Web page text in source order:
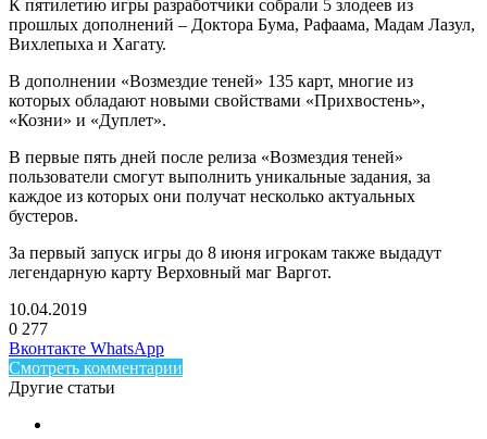
К пятилетию игры разработчики собрали 5 злодеев из
прошлых дополнений – Доктора Бума, Рафаама, Мадам Лазул,
Вихлепыха и Хагату.
В дополнении «Возмездие теней» 135 карт, многие из
которых обладают новыми свойствами «Прихвостень»,
«Козни» и «Дуплет».
В первые пять дней после релиза «Возмездия теней»
пользователи смогут выполнить уникальные задания, за
каждое из которых они получат несколько актуальных
бустеров.
За первый запуск игры до 8 июня игрокам также выдадут
легендарную карту Верховный маг Варгот.
10.04.2019
0 277
Facebook
Twitter
LinkedIn
Вконтакте WhatsAppTelegram
Смотреть комментарии
Другие статьи